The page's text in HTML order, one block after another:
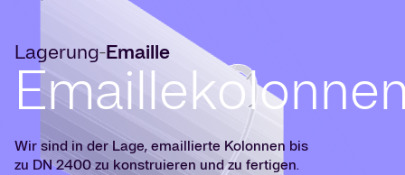
Lagerung-Emaille
Wir sind in der Lage, emaillierte Kolonnen bis
zu DN 2400 zu konstruieren und zu fertigen.